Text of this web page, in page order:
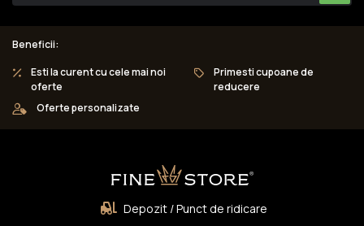
Beneficii:
Esti la curent cu cele mai noi
oferte
Primesti cupoane de
reducere
Oferte personalizate
Depozit / Punct de ridicare